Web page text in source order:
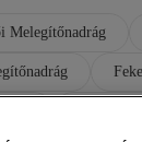
Melegítőnadrág